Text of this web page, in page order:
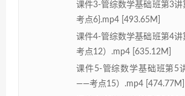
课件3-管综数学基础班第3
考点6}.mp4 [493.65M]
课件4-管综数学基础班第4
考点12）.mp4 [635.12M]
课件5-管综数学基础班第5
——考点15）.mp4 [474.77M]